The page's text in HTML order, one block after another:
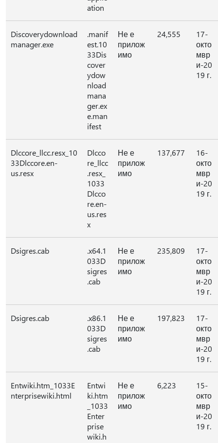
ation
Discoverydownload
manager.exe
.manif
est.10
33Dis
cover
ydow
nload
mana
ger.ex
e.man
ifest
Не е
прилож
имо
24,555
17-
окто
мвр
и-20
19 г.
Dlccore_llcc.resx_10
33Dlccore.en-
us.resx
Dlcco
re_llcc
.resx_
1033
Dlcco
re.en-
us.res
x
Не е
прилож
имо
137,677
16-
окто
мвр
и-20
19 г.
Dsigres.cab
.x64.1
033D
sigres
.cab
Не е
прилож
имо
235,809
17-
окто
мвр
и-20
19 г.
Dsigres.cab
.x86.1
033D
sigres
.cab
Не е
прилож
имо
197,823
17-
окто
мвр
и-20
19 г.
Entwiki.htm_1033E
nterprisewiki.html
Entwi
ki.htm
_1033
Enter
prise
wiki.h
Не е
прилож
имо
6,223
15-
окто
мвр
и-20
19 г.